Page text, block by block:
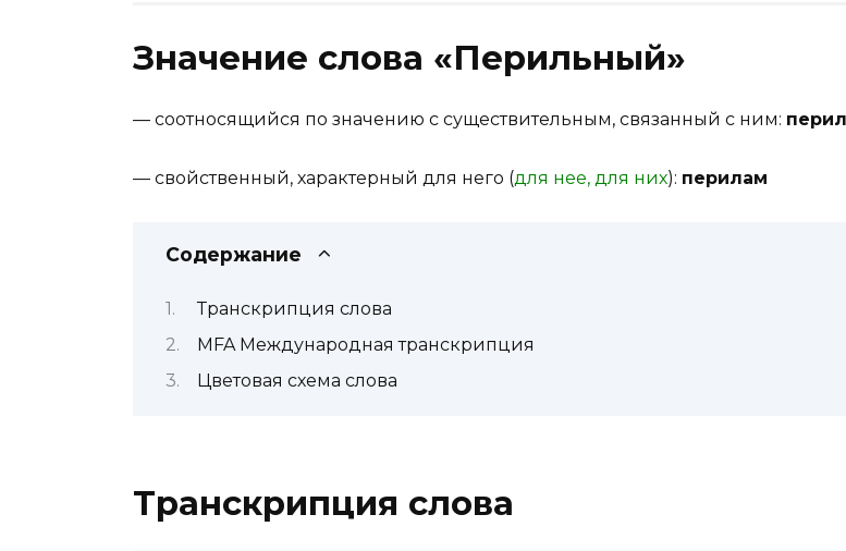
Значение слова «Перильный»
— соотносящийся по значению с существительным, связанный с ним:
— свойственный, характерный для него (для нее, для них): перилам
Содержание
Транскрипция слова
MFA Международная транскрипция
Цветовая схема слова
Транскрипция слова